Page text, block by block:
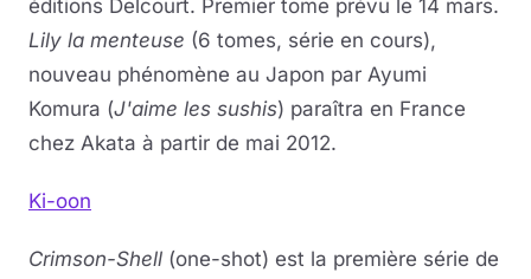
éditions Delcourt. Premier tome prévu le 14 mars.
Lily la menteuse (6 tomes, série en cours),
nouveau phénomène au Japon par Ayumi
Komura (J'aime les sushis) paraîtra en France
chez Akata à partir de mai 2012.
Ki-oon
Crimson-Shell (one-shot) est la première série de